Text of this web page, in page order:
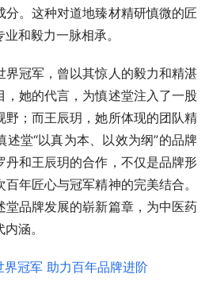
分。这种对道地臻材精研慎微的匠
和毅力一脉相承。
界冠军，曾以其惊人的毅力和精湛
，她的代言，为慎述堂注入了一股
野；而王辰玥，她所体现的团队精
堂“以真为本、以效为纲”的品牌
丹和王辰玥的合作，不仅是品牌形
年匠心与冠军精神的完美结合。
堂品牌发展的崭新篇章，为中医药
涵。